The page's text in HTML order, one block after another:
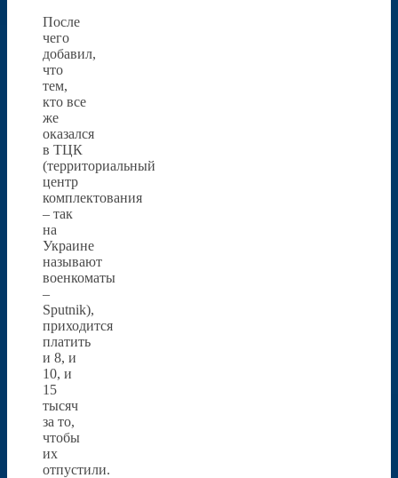
После
чего
добавил,
что
тем,
кто все
же
оказался
в ТЦК
(территориальный
центр
комплектования
– так
на
Украине
называют
военкоматы
–
Sputnik),
приходится
платить
и 8, и
10, и
15
тысяч
за то,
чтобы
их
отпустили.